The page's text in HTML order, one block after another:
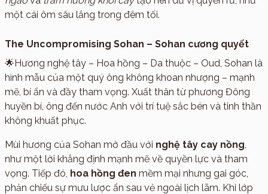
một cái ôm sâu lắng trong đêm tối.
The Uncompromising Sohan – Sohan cương quyết
🌟Hương nghệ tây – Hoa hồng – Da thuộc – Oud, Sohan là
hình mẫu của một quý ông không khoan nhượng – mạnh
mẽ, bí ẩn và đầy tham vọng. Xuất thân từ phương Đông
huyền bí, ông đến nước Anh với trí tuệ sắc bén và tinh thần
không khuất phục.
Mùi hương của Sohan mở đầu với nghệ tây cay nồng,
như một lời khẳng định mạnh mẽ về quyền lực và tham
vọng. Tiếp đó, hoa hồng đen mềm mại nhưng gai góc,
phản chiếu sự mưu lược ẩn sau vẻ ngoài lịch lãm. Khi lớp